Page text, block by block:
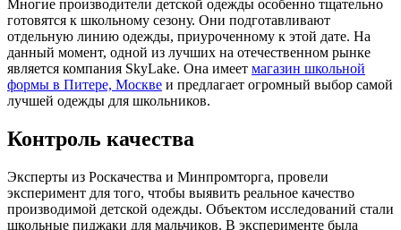
Многие производители детской одежды особенно тщательно
готовятся к школьному сезону. Они подготавливают
отдельную линию одежды, приуроченному к этой дате. На
данный момент, одной из лучших на отечественном рынке
является компания SkyLake. Она имеет магазин школьной
формы в Питере, Москве и предлагает огромный выбор самой
лучшей одежды для школьников.
Контроль качества
Эксперты из Роскачества и Минпромторга, провели
эксперимент для того, чтобы выявить реальное качество
производимой детской одежды. Объектом исследований стали
школьные пиджаки для мальчиков. В эксперименте была